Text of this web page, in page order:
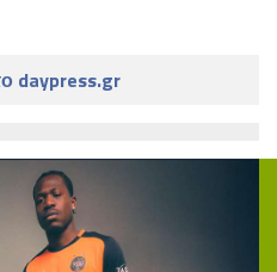
daypress.gr